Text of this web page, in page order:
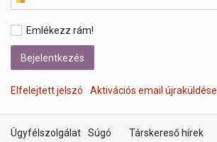
Emlékezz rám!
Elfelejtett jelszó Aktivációs email újraküldése
Ügyfélszolgálat Súgó Társkereső hírek